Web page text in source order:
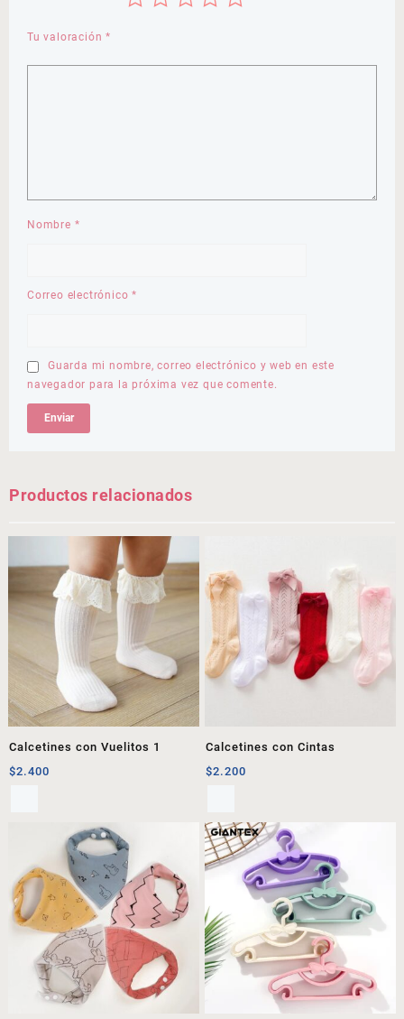
Tu valoración*
Nombre *
Correo electrónico*
Guarda mi nombre, correo electrónico y web en este
navegador para la próxima vez que comente.
Productos relacionados
Calcetines con Vuelitos 1
$2.400
Calcetines con Cintas
$2.200